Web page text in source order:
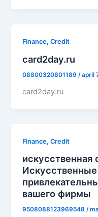
Finance, Credit
card2day.ru
08800320801189/april
card2day.ru
Finance, Credit
искусственная
вашего фирмы
9508088123969548/